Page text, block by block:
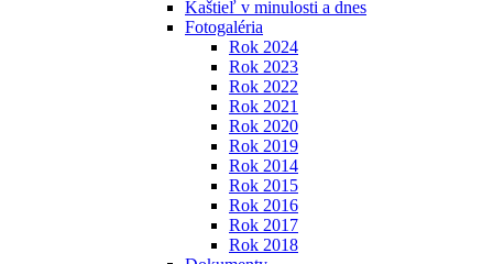
Kaštieľ v minulosti a dnes
Fotogaléria
Rok 2024
Rok 2023
Rok 2022
Rok 2021
Rok 2020
Rok 2019
Rok 2014
Rok 2015
Rok 2016
Rok 2017
Rok 2018